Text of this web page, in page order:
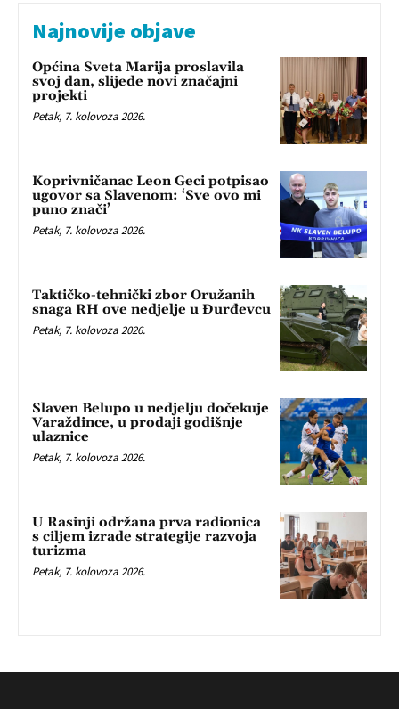
Najnovije objave
Općina Sveta Marija proslavila
svoj dan, slijede novi značajni
projekti
Petak, 7. kolovoza 2026.
Koprivničanac Leon Geci potpisao
ugovor sa Slavenom: ‘Sve ovo mi
puno znači’
Petak, 7. kolovoza 2026.
Taktičko-tehnički zbor Oružanih
snaga RH ove nedjelje u Đurđevcu
Petak, 7. kolovoza 2026.
Slaven Belupo u nedjelju dočekuje
Varaždince, u prodaji godišnje
ulaznice
Petak, 7. kolovoza 2026.
U Rasinji održana prva radionica
s ciljem izrade strategije razvoja
turizma
Petak, 7. kolovoza 2026.